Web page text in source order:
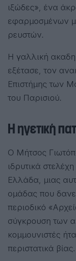
ιξώδες», ένα
εφαρμοσμένων
ρευστών.
Η γαλλική
εξέτασε, τον
Επιστήμης των
του Παρισιού.
Η ηγετική
Ο Μήτσος
ιδρυτικά
Ελλάδα, μιας
ομάδας που
περιοδικό
σύγκρουση των
κομμουνιστές
περιστατικά βίας.